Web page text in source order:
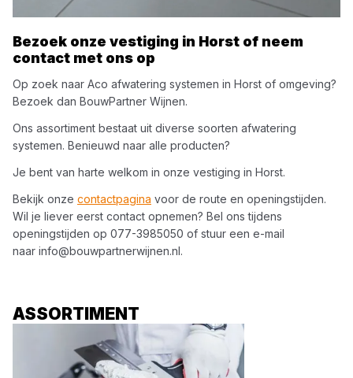
Bezoek onze vestiging in Horst of neem
contact met ons op
Op zoek naar Aco afwatering systemen in Horst of omgeving?
Bezoek dan BouwPartner Wijnen.
Ons assortiment bestaat uit diverse soorten afwatering
systemen. Benieuwd naar alle producten?
Je bent van harte welkom in onze vestiging in Horst.
Bekijk onze contactpagina voor de route en openingstijden.
Wil je liever eerst contact opnemen? Bel ons tijdens
openingstijden op 077-3985050 of stuur een e-mail
naar info@bouwpartnerwijnen.nl.
ASSORTIMENT